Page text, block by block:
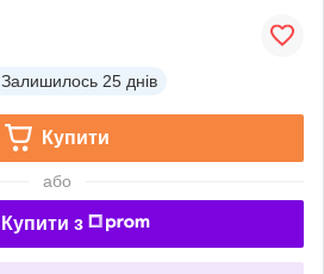
Залишилось 25 днів
Купити
або
Купити з